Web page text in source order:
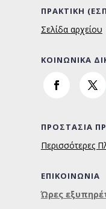
ΠΡΑΚΤΙΚΗ
Σελίδα αρχείου
ΚΟΙΝΩΝΙΚΑ
ΠΡΟΣΤΑΣΙΑ
Περισσότερες
ΕΠΙΚΟΙΝΩΝΙΑ
Ώρες